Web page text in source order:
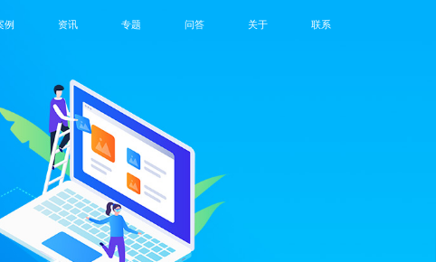
例 资讯 专题 问答 关于 联系